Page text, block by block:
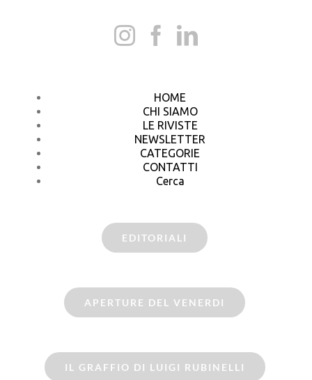
HOME
CHI SIAMO
LE RIVISTE
NEWSLETTER
CATEGORIE
CONTATTI
Cerca
EDITORIALI
APERTURE DEL VENERDI
IL GRAFFIO DI LUIGI RUBINELLI